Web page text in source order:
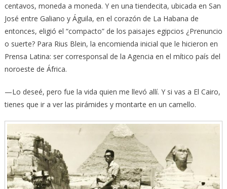
centavos, moneda a moneda. Y en una tiendecita, ubicada en San
José entre Galiano y Águila, en el corazón de La Habana de
entonces, eligió el “compacto” de los paisajes egipcios ¿Prenuncio
o suerte? Para Rius Blein, la encomienda inicial que le hicieron en
Prensa Latina: ser corresponsal de la Agencia en el mítico país del
noroeste de África.
—Lo deseé, pero fue la vida quien me llevó allí. Y si vas a El Cairo,
tienes que ir a ver las pirámides y montarte en un camello.